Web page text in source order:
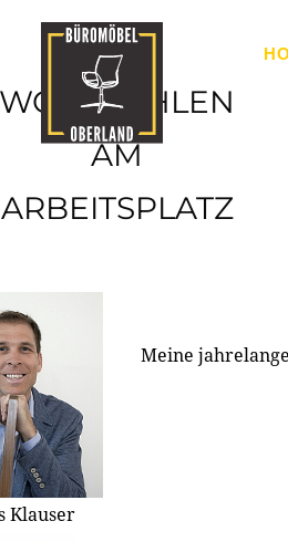
WOHLFÜHLEN
AM
ARBEITSPLATZ
Klauser
Meine